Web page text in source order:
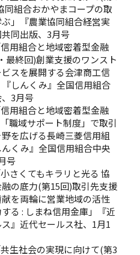
同組合おかやまコープの取
」『農業協同組合経営実
同出版、3月号
用組合と地域密着型金融
最終回)創業支援のワンスト
スを展開する会津商工信
しんくみ』全国信用組合
3月号
用組合と地域密着型金融
職域サポート制度」で取引
を広げる長崎三菱信用組
くみ』全国信用組合中央
号
さくてもキラリと光る 協
の底力(第15回)取引先支援
献を両輪に営業地域の活性
る : しまね信用金庫」『近
』近代セールス社、1月1
生社会の実現に向けて(第3